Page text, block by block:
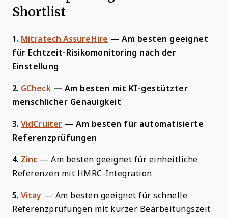
Shortlist
1. Mitratech AssureHire — Am besten geeignet
für Echtzeit-Risikomonitoring nach der
Einstellung
2. GCheck — Am besten mit KI-gestützter
menschlicher Genauigkeit
3. VidCruiter — Am besten für automatisierte
Referenzprüfungen
4. Zinc —Am besten geeignet für einheitliche
Referenzen mit HMRC-Integration
5. Vitay — Am besten geeignet für schnelle
Referenzprüfungen mit kurzer Bearbeitungszeit